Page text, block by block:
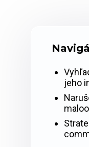
jeho